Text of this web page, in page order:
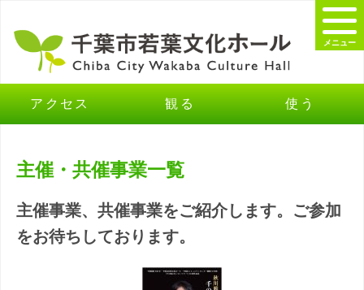
アクセス 観る 使う
メニュー
主催・共催事業一覧
主催事業、共催事業をご紹介します。ご参加
をお待ちしております。